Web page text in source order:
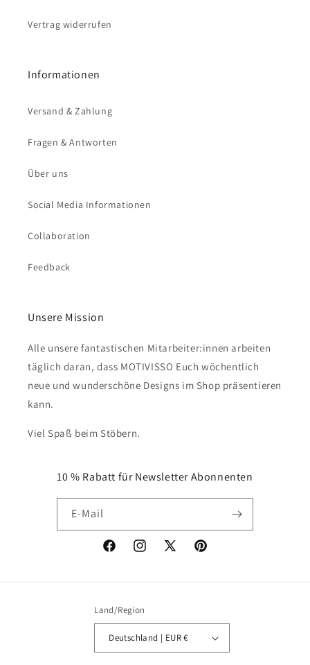
Vertrag widerrufen
Informationen
Versand & Zahlung
Fragen & Antworten
Über uns
Social Media Informationen
Collaboration
Feedback
Unsere Mission
Alle unsere fantastischen Mitarbeiter:innen arbeiten
täglich daran, dass MOTIVISSO Euch wöchentlich
neue und wunderschöne Designs im Shop präsentieren
kann.
Viel Spaß beim Stöbern.
10 % Rabatt für Newsletter Abonnenten
E-Mail
FacebookInstagram
X
Pinterest
Land/Region
Deutschland | EUR €